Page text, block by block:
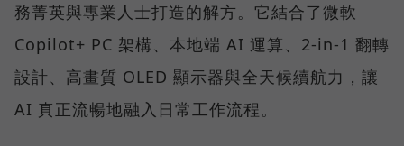
務菁英與專業人士打造的解方。它結合了微軟
Copilot+ PC 架構、本地端 AI 運算、2-in-1 翻轉
設計、高畫質 OLED 顯示器與全天候續航力，讓
AI 真正流暢地融入日常工作流程。